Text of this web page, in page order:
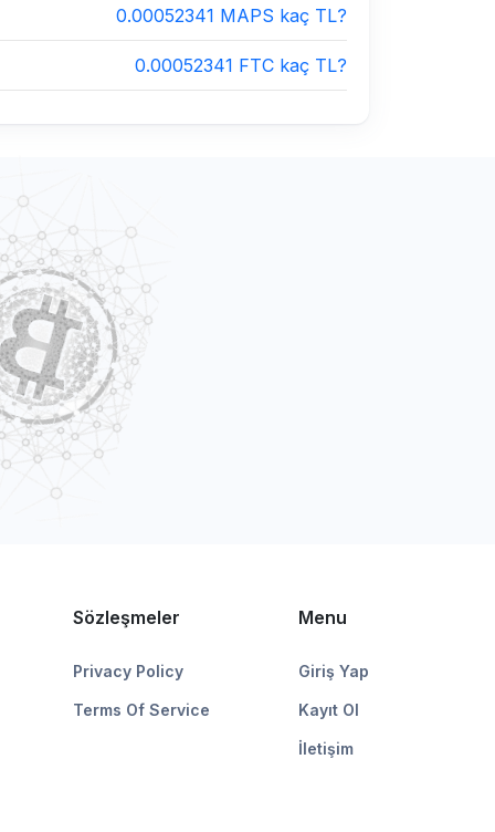
0.00052341 MAPS kaç TL?
0.00052341 FTC kaç TL?
Sözleşmeler
Privacy Policy
Terms Of Service
Menu
Giriş Yap
Kayıt Ol
İletişim